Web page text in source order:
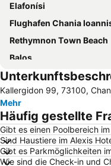
Elafonísi
Flughafen Chania Ioannis
Rethymnon Τown Beach
Balos
Georgioupolis
Elafonisi Lagoon
Agii Apostoli
Altstadt von Rethymnon
Maritime Museum of
Platanias beach
Κallergidon 99, 73100,
Mehr
Häufig gestellte
Gibt es einen Poolbereich
Sind Haustiere im Alexis
Gibt es Parkmöglichkeiten
Wie sind die Check-in und